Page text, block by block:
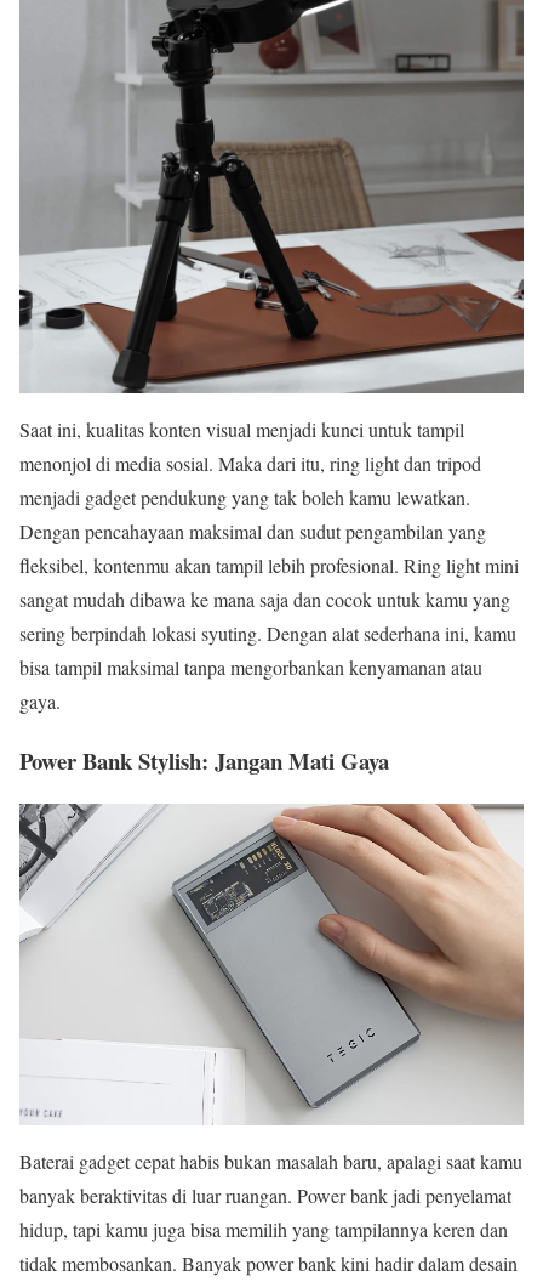
Saat ini, kualitas konten visual menjadi kunci untuk tampil
menonjol di media sosial. Maka dari itu, ring light dan tripod
menjadi gadget pendukung yang tak boleh kamu lewatkan.
Dengan pencahayaan maksimal dan sudut pengambilan yang
fleksibel, kontenmu akan tampil lebih profesional. Ring light mini
sangat mudah dibawa ke mana saja dan cocok untuk kamu yang
sering berpindah lokasi syuting. Dengan alat sederhana ini, kamu
bisa tampil maksimal tanpa mengorbankan kenyamanan atau
gaya.
Power Bank Stylish: Jangan Mati Gaya
Baterai gadget cepat habis bukan masalah baru, apalagi saat kamu
banyak beraktivitas di luar ruangan. Power bank jadi penyelamat
hidup, tapi kamu juga bisa memilih yang tampilannya keren dan
tidak membosankan. Banyak power bank kini hadir dalam desain